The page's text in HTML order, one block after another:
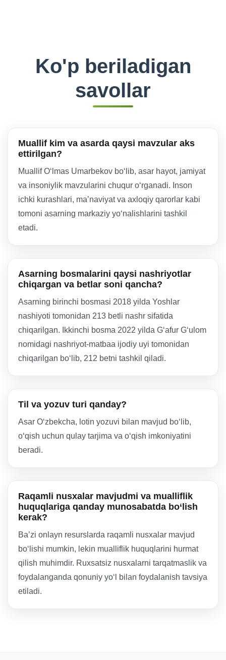
Ko'p beriladigan
savollar
Muallif kim va asarda qaysi mavzular aks
ettirilgan?
Muallif O‘lmas Umarbekov bo‘lib, asar hayot, jamiyat
va insoniylik mavzularini chuqur o‘rganadi. Inson
ichki kurashlari, ma’naviyat va axloqiy qarorlar kabi
tomoni asarning markaziy yo‘nalishlarini tashkil
etadi.
Asarning bosmalarini qaysi nashriyotlar
chiqargan va betlar soni qancha?
Asarning birinchi bosmasi 2018 yilda Yoshlar
nashiyoti tomonidan 213 betli nashr sifatida
chiqarilgan. Ikkinchi bosma 2022 yilda G‘afur G‘ulom
nomidagi nashriyot-matbaa ijodiy uyi tomonidan
chiqarilgan bo‘lib, 212 betni tashkil qiladi.
Til va yozuv turi qanday?
Asar O‘zbekcha, lotin yozuvi bilan mavjud bo‘lib,
o‘qish uchun qulay tarjima va o‘qish imkoniyatini
beradi.
Raqamli nusxalar mavjudmi va mualliflik
huquqlariga qanday munosabatda bo‘lish
kerak?
Ba’zi onlayn resurslarda raqamli nusxalar mavjud
bo‘lishi mumkin, lekin mualliflik huquqlarini hurmat
qilish muhimdir. Ruxsatsiz nusxalarni tarqatmaslik va
foydalanganda qonuniy yo‘l bilan foydalanish tavsiya
etiladi.